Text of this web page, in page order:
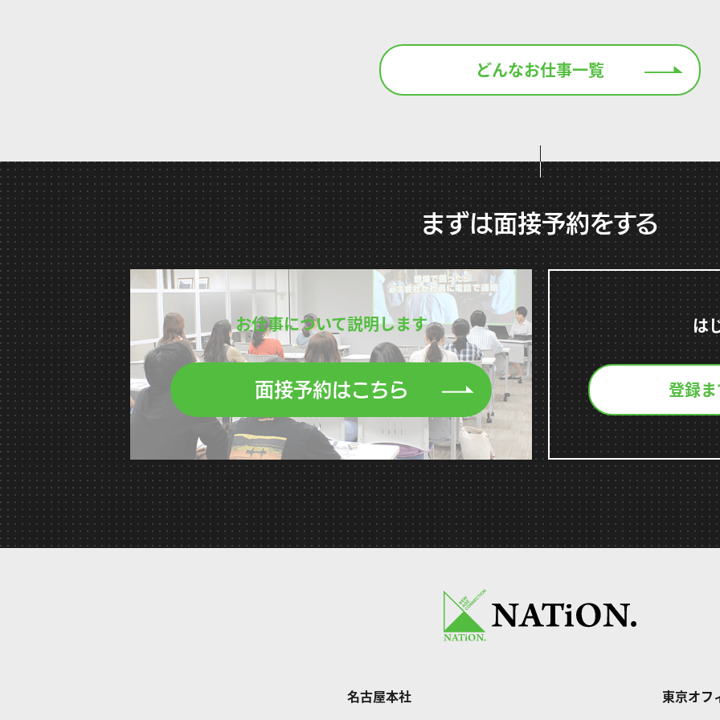
どんなお仕事一覧
まずは面接予約をする
お仕事について説明します
面接予約はこちら
は
登録
名古屋本社
東京オフ